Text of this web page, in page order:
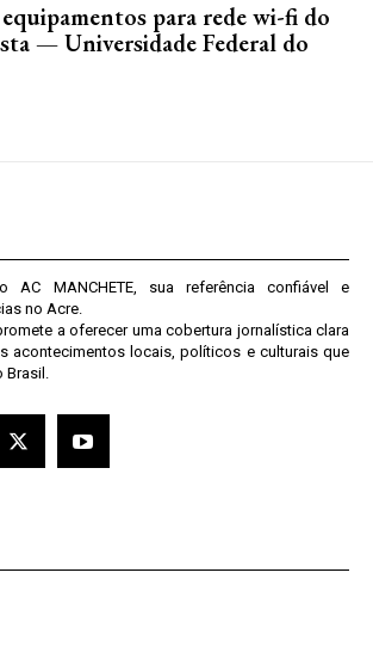
para rede wi-fi do
— Universidade Federal do
AC MANCHETE, sua referência confiável e
no Acre.
a oferecer uma cobertura jornalística clara
acontecimentos locais, políticos e culturais que
Brasil.